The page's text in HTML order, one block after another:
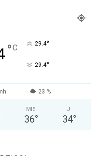
°C 29.4°
29.4°
23 %
MIE
36°
J
34°